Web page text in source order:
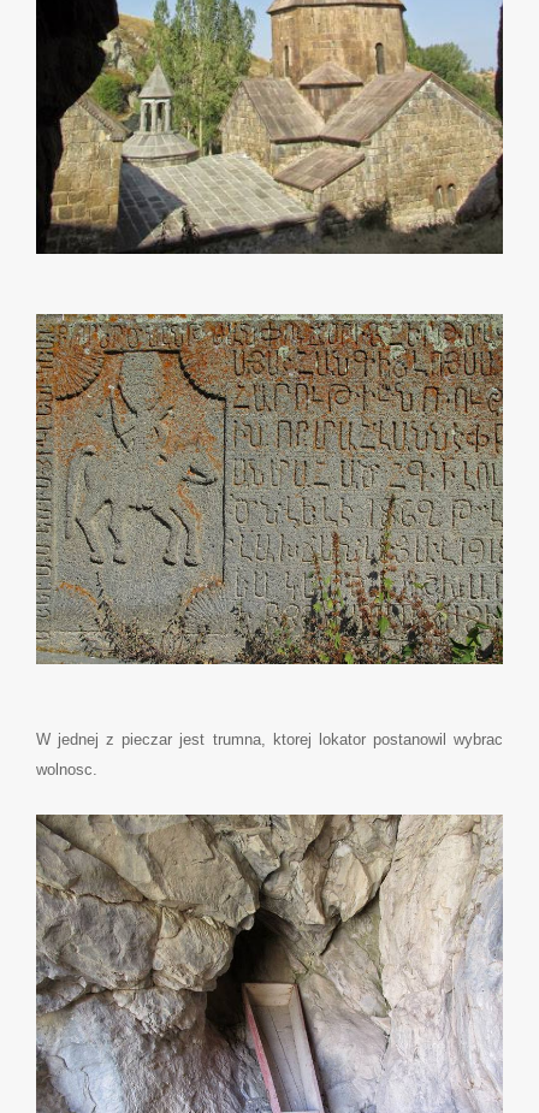
W jednej z pieczar jest trumna, ktorej lokator postanowil wybrac
wolnosc.